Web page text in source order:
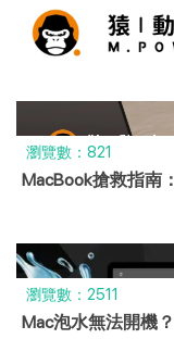
瀏覽數：821
MacBook搶救指南
瀏覽數：2511
Mac泡水無法開機